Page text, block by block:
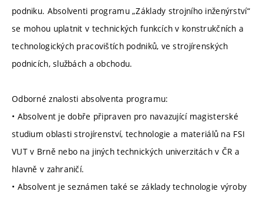
podniku. Absolventi programu „Základy strojního inženýrství“
se mohou uplatnit v technických funkcích v konstrukčních a
technologických pracovištích podniků, ve strojírenských
podnicích, službách a obchodu.
Odborné znalosti absolventa programu:
• Absolvent je dobře připraven pro navazující magisterské
studium oblasti strojírenství, technologie a materiálů na FSI
VUT v Brně nebo na jiných technických univerzitách v ČR a
hlavně v zahraničí.
• Absolvent je seznámen také se základy technologie výroby